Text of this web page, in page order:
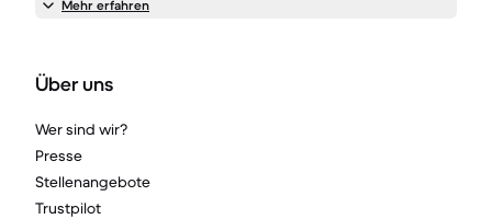
Mehr erfahren
Über uns
Wer sind wir?
Presse
Stellenangebote
Trustpilot